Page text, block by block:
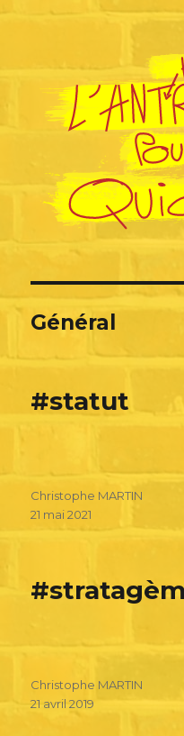
Général
#statut
Christophe MARTIN
21 mai 2021
Christophe MARTIN
21 avril 2019